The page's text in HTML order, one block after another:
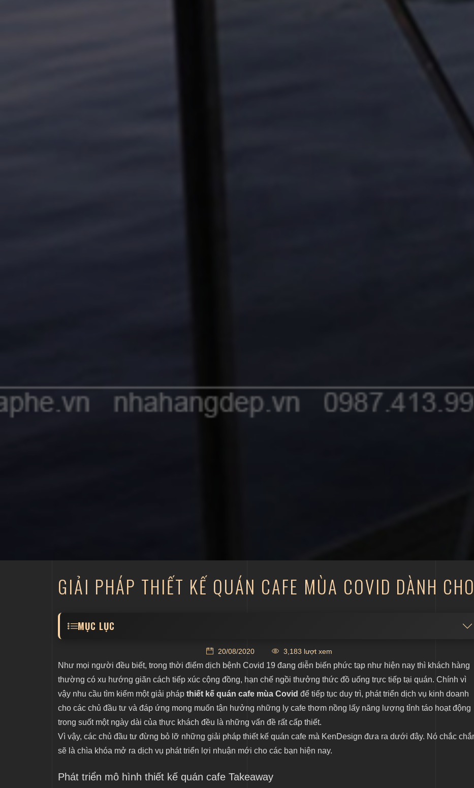
GIẢI PHÁP THIẾT KẾ QUÁN CAFE MÙA COVID DÀNH
MỤC LỤC
Đổi mới khâu thiết kế quán cafe phòng ngừa dịch bệnh
Thiết kế thêm khu vệ sinh, tẩy trùng trước khi vào quán
Mở rộng khoảng cách trong không gian nội thất
20/08/2020 3,183 lượt xem
Như mọi người đều biết, trong thời điểm dịch bệnh Covid 19 đang diễn biến phức tạp như hiện nay thì khách hàng
thường có xu hướng giãn cách tiếp xúc cộng đồng, hạn chế ngồi thưởng thức đồ uống trực tiếp tại quán. Chính vì
vậy nhu cầu tìm kiếm một giải pháp thiết kế quán cafe mùa Covid để tiếp tục duy trì, phát triển dịch vụ kinh doanh
cho các chủ đầu tư và đáp ứng mong muốn tận hưởng những ly cafe thơm nồng lấy năng lượng tỉnh táo hoạt động
trong suốt một ngày dài của thực khách đều là những vấn đề rất cấp thiết.
Vì vậy, các chủ đầu tư đừng bỏ lỡ những giải pháp thiết kế quán cafe mà KenDesign đưa ra dưới đây. Nó chắc
sẽ là chìa khóa mở ra dịch vụ phát triển lợi nhuận mới cho các bạn hiện nay.
Phát triển mô hình thiết kế quán cafe Takeaway